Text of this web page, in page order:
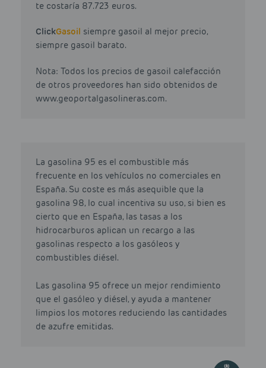
te costaría 87.723 euros.
ClickGasoil siempre gasoil al mejor precio,
siempre gasoil barato.
Nota: Todos los precios de gasoil calefacción
de otros proveedores han sido obtenidos de
www.geoportalgasolineras.com.
La gasolina 95 es el combustible más
frecuente en los vehículos no comerciales en
España. Su coste es más asequible que la
gasolina 98, lo cual incentiva su uso, si bien es
cierto que en España, las tasas a los
hidrocarburos aplican un recargo a las
gasolinas respecto a los gasóleos y
combustibles diésel.
Las gasolina 95 ofrece un mejor rendimiento
que el gasóleo y diésel, y ayuda a mantener
limpios los motores reduciendo las cantidades
de azufre emitidas.